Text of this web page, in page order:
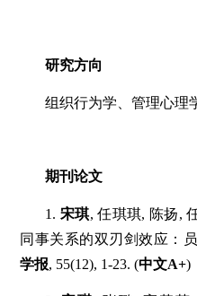
研究方向
组织行为学、管理心理
期刊论文
1. 宋琪, 任琪琪, 陈扬,
同事关系的双刃剑效应：
学报, 55(12), 1-23. (中文A+)